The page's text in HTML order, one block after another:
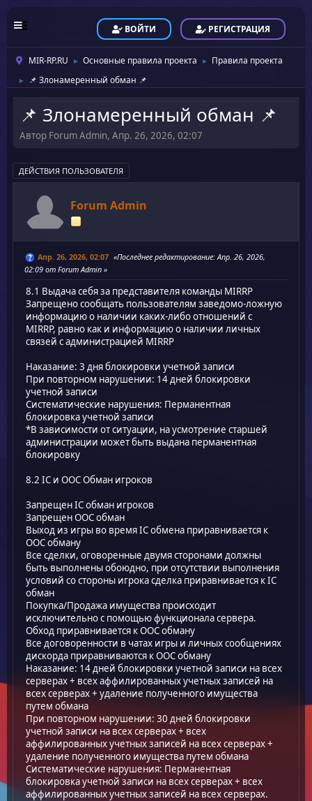
ВОЙТИ РЕГИСТРАЦИЯ
MIR-RP.RU ► Основные правила проекта ► Правила проекта
► 📌 Злонамеренный обман 📌
📌 Злонамеренный обман 📌
Автор Forum Admin, Апр. 26, 2026, 02:07
ДЕЙСТВИЯ ПОЛЬЗОВАТЕЛЯ
Forum Admin
Апр. 26, 2026, 02:07 Последнее редактирование: Апр. 26, 2026,
02:09 от Forum Admin
8.1 Выдача себя за представителя команды MIRRP
Запрещено сообщать пользователям заведомо-ложную
информацию о наличии каких-либо отношений с
MIRRP, равно как и информацию о наличии личных
связей с администрацией MIRRP
Наказание: 3 дня блокировки учетной записи
При повторном нарушении: 14 дней блокировки
учетной записи
Систематические нарушения: Перманентная
блокировка учетной записи
*В зависимости от ситуации, на усмотрение старшей
администрации может быть выдана перманентная
блокировку
8.2 IC и OOC Обман игроков
Запрещен IC обман игроков
Запрещен OOC обман
Выход из игры во время IC обмена приравнивается к
OOC обману
Все сделки, оговоренные двумя сторонами должны
быть выполнены обоюдно, при отсутствии выполнения
условий со стороны игрока сделка приравнивается к IC
обман
Покупка/Продажа имущества происходит
исключительно с помощью функционала сервера.
Обход приравнивается к OOC обману
Все договоренности в чатах игры и личных сообщениях
дискорда приравниваются к OOC обману
Наказание: 14 дней блокировки учетной записи на всех
серверах + всех аффилированных учетных записей на
всех серверах + удаление полученного имущества
путем обмана
При повторном нарушении: 30 дней блокировки
учетной записи на всех серверах + всех
аффилированных учетных записей на всех серверах +
удаление полученного имущества путем обмана
Систематические нарушения: Перманентная
блокировка учетной записи на всех серверах + всех
аффилированных учетных записей на всех серверах.